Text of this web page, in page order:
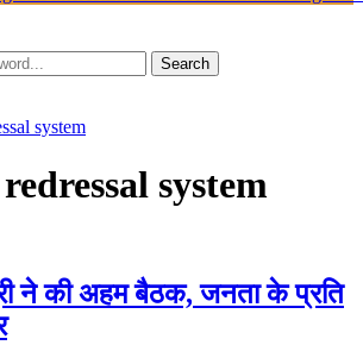
Search
system
system
ने की अहम बैठक, जनता के प्रति